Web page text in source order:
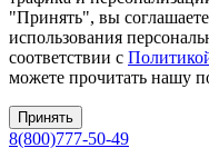
"Принять", вы
использования
соответствии с
можете прочитать нашу
Принять
8(800)777-50-49